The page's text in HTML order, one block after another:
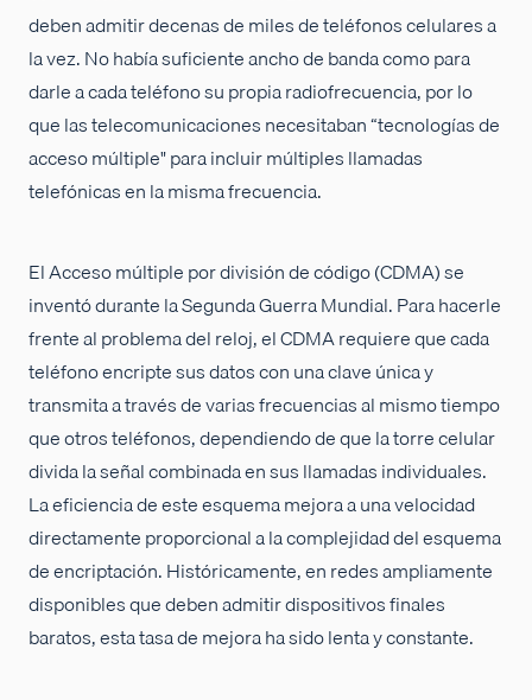
deben admitir decenas de miles de teléfonos celulares a
la vez. No había suficiente ancho de banda como para
darle a cada teléfono su propia radiofrecuencia, por lo
que las telecomunicaciones necesitaban “tecnologías de
acceso múltiple" para incluir múltiples llamadas
telefónicas en la misma frecuencia.
El Acceso múltiple por división de código (CDMA) se
inventó durante la Segunda Guerra Mundial. Para hacerle
frente al problema del reloj, el CDMA requiere que cada
teléfono encripte sus datos con una clave única y
transmita a través de varias frecuencias al mismo tiempo
que otros teléfonos, dependiendo de que la torre celular
divida la señal combinada en sus llamadas individuales.
La eficiencia de este esquema mejora a una velocidad
directamente proporcional a la complejidad del esquema
de encriptación. Históricamente, en redes ampliamente
disponibles que deben admitir dispositivos finales
baratos, esta tasa de mejora ha sido lenta y constante.